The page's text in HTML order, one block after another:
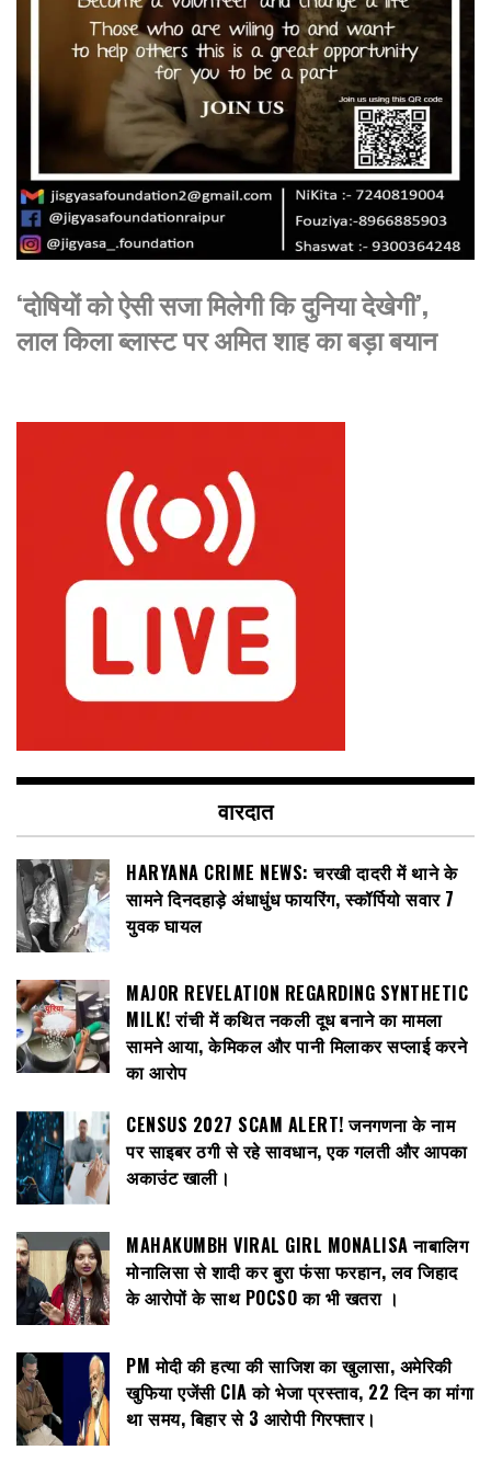
‘दोषियों को ऐसी सजा मिलेगी कि दुनिया देखेगी’,
लाल किला ब्लास्ट पर अमित शाह का बड़ा बयान
वारदात
HARYANA CRIME NEWS: चरखी दादरी में थाने के
सामने दिनदहाड़े अंधाधुंध फायरिंग, स्कॉर्पियो सवार 7
युवक घायल
MAJOR REVELATION REGARDING SYNTHETIC
MILK! रांची में कथित नकली दूध बनाने का मामला
सामने आया, केमिकल और पानी मिलाकर सप्लाई करने
का आरोप
CENSUS 2027 SCAM ALERT! जनगणना के नाम
पर साइबर ठगी से रहे सावधान, एक गलती और आपका
अकाउंट खाली।
MAHAKUMBH VIRAL GIRL MONALISA नाबालिग
मोनालिसा से शादी कर बुरा फंसा फरहान, लव जिहाद
के आरोपों के साथ POCSO का भी खतरा ।
PM मोदी की हत्या की साजिश का खुलासा, अमेरिकी
खुफिया एजेंसी CIA को भेजा प्रस्ताव, 22 दिन का मांगा
था समय, बिहार से 3 आरोपी गिरफ्तार।